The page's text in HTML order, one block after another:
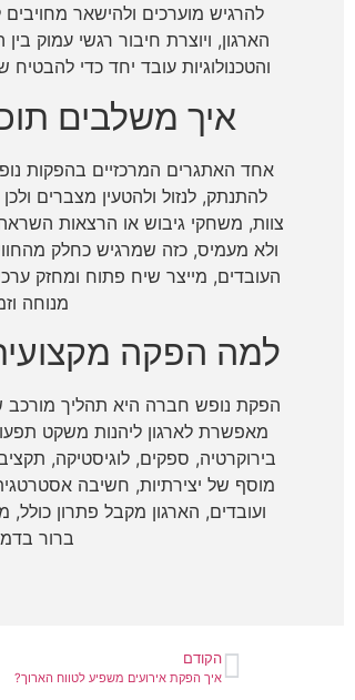
להרגיש מוערכים ולהישאר
הארגון, ויוצרת חיבור רגשי עמוק
והטכנולוגיות עובד יחד כדי
איך משלבים
אחד האתגרים המרכזיים בהפקות נופש
להתנתק, לנזול ולהטעין מצברים ולכן
צוות, משחקי גיבוש או הרצאות
ולא מעמיס, כזה שמרגיש כחלק
העובדים, מייצר שיח פתוח ומחזק
מנוחה
למה הפקה
הפקת נופש חברה היא תהליך מורכב
מאפשרת לארגון ליהנות משקט
בירוקרטיה, ספקים, לוגיסטיקה,
מוסף של יצירתיות, חשיבה
ברור
הקודם
איך הפקת אירועים משפיע לטווח הארוך?